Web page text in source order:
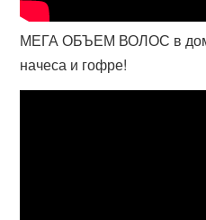
МЕГА ОБЪЕМ ВОЛОС в
начеса и гофре!